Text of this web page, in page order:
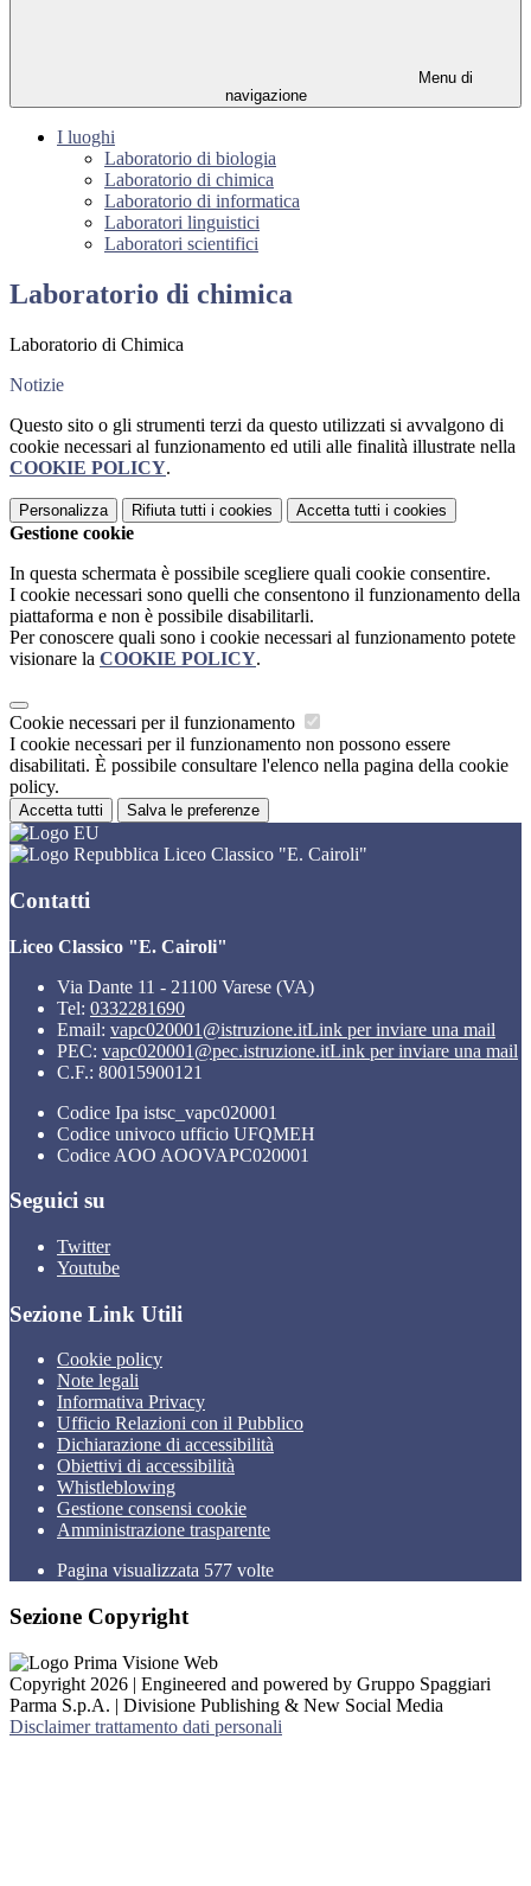
Menu di
navigazione
I luoghi
Laboratorio di biologia
Laboratorio di chimica
Laboratorio di informatica
Laboratori linguistici
Laboratori scientifici
Laboratorio di chimica
Laboratorio di Chimica
Notizie
Questo sito o gli strumenti terzi da questo utilizzati si avvalgono di
cookie necessari al funzionamento ed utili alle finalità illustrate nella
COOKIE POLICY.
Personalizza Rifiuta tutti i cookies Accetta tutti i cookies
Gestione cookie
In questa schermata è possibile scegliere quali cookie consentire.
I cookie necessari sono quelli che consentono il funzionamento della
piattaforma e non è possibile disabilitarli.
Per conoscere quali sono i cookie necessari al funzionamento potete
visionare la COOKIE POLICY.
Cookie necessari per il funzionamento
I cookie necessari per il funzionamento non possono essere
disabilitati. È possibile consultare l'elenco nella pagina della cookie
policy.
Accetta tutti Salva le preferenze
Liceo Classico "E. Cairoli"
Contatti
Liceo Classico "E. Cairoli"
Via Dante 11 - 21100 Varese (VA)
Tel: 0332281690
Email: vapc020001@istruzione.itLink per inviare una mail
PEC: vapc020001@pec.istruzione.itLink per inviare una mail
C.F.: 80015900121
Codice Ipa istsc_vapc020001
Codice univoco ufficio UFQMEH
Codice AOO AOOVAPC020001
Seguici su
Twitter
Youtube
Sezione Link Utili
Cookie policy
Note legali
Informativa Privacy
Ufficio Relazioni con il Pubblico
Dichiarazione di accessibilità
Obiettivi di accessibilità
Whistleblowing
Gestione consensi cookie
Amministrazione trasparente
Pagina visualizzata 577 volte
Sezione Copyright
Copyright 2026 | Engineered and powered by Gruppo Spaggiari
Parma S.p.A. | Divisione Publishing & New Social Media
Disclaimer trattamento dati personali